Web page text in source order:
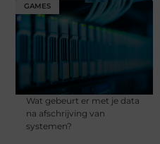
GAMES
Wat gebeurt er met je data
na afschrijving van
systemen?